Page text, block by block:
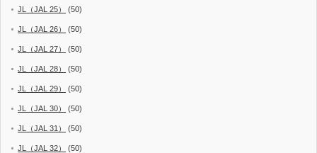
JL（JAL 25） (50)
JL（JAL 26） (50)
JL（JAL 27） (50)
JL（JAL 28） (50)
JL（JAL 29） (50)
JL（JAL 30） (50)
JL（JAL 31） (50)
JL（JAL 32） (50)